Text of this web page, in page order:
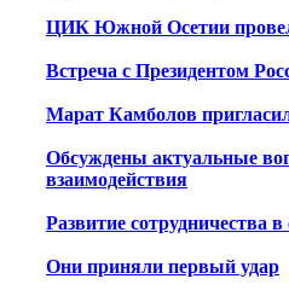
ЦИК Южной Осетии
Встреча с Президентом
Марат Камболов
Обсуждены актуальные
взаимодействия
Развитие сотрудничества
Они приняли первый удар